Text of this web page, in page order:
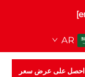
AR
احصل على عرض سعر